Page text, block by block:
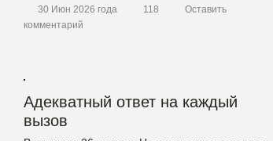
30 Июн 2026 года 118
Оставить
комментарий
Адекватный ответ на каждый
вызов